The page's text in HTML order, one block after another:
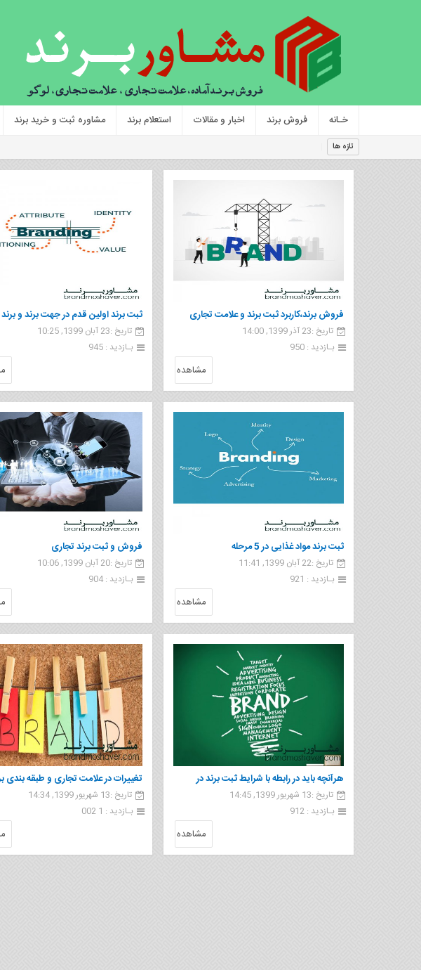
خـانه فروش برند اخبار و مقالات استعلام برند مشاوره ثبت و خرید برند
تازه ها
فروش برند،کاربرد ثبت برند و علامت تجاری
تاریخ :23 آذر 1399, 14:00
بـازدید : 950
مشاهده
ثبت برند اولین قدم در جهت برند و
تاریخ :23 آبان 1399, 10:25
بـازدید : 945
ثبت برند مواد غذایی در 5 مرحله
تاریخ :22 آبان 1399, 11:41
بـازدید : 921
مشاهده
فروش و ثبت برند تجاری
تاریخ :20 آبان 1399, 10:06
بـازدید : 904
هرآنچه باید در رابطه با شرایط ثبت برند در
گیلان بدانیم
تاریخ :13 شهریور 1399, 14:45
بـازدید : 912
مشاهده
تغییرات در علامت تجاری و طبقه بندی
تاریخ :13 شهریور 1399, 14:34
بـازدید : 1 002